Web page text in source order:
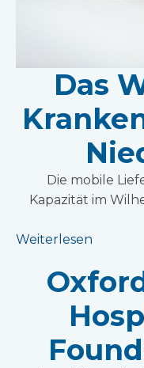
Das
Die mobile
Kapazität im
Weiterlesen